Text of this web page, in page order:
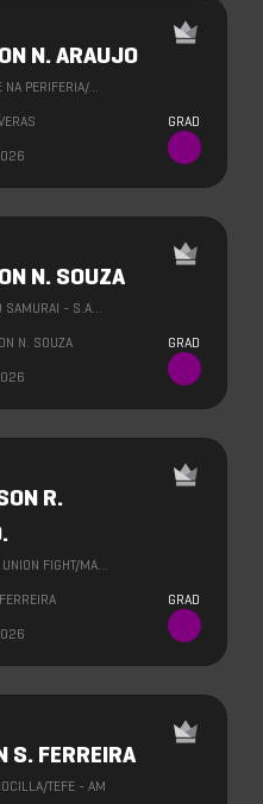
N. ARAUJO
NA PERIFERIA/…
GRAD
N. SOUZA
SAMURAI - S.A…
N. SOUZA GRAD
R.
UNION FIGHT/MA…
GRAD
S. FERREIRA
TEFE - AM